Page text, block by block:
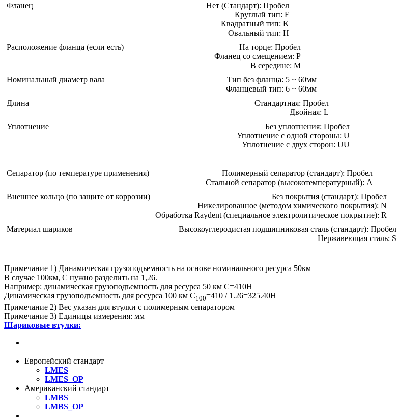
Фланец
Нет (Стандарт): Пробел
Круглый тип: F
Квадратный тип: K
Овальный тип: H
Расположение фланца (если есть)
На торце: Пробел
Фланец со смещением: P
В середине: M
Номинальный диаметр вала
Тип без фланца: 5 ~ 60мм
Фланцевый тип: 6 ~ 60мм
Длина
Стандартная: Пробел
Двойная: L
Уплотнение
Без уплотнения: Пробел
Уплотнение с одной стороны: U
Уплотнение с двух сторон: UU
Сепаратор (по температуре применения)
Полимерный сепаратор (стандарт): Пробел
Стальной сепаратор (высокотемпературный): A
Внешнее кольцо (по защите от коррозии)
Без покрытия (стандарт): Пробел
Никелированное (методом химического покрытия): N
Обработка Raydent (специальное электролитическое покрытие): R
Материал шариков
Высокоуглеродистая подшипниковая сталь (стандарт): Пробел
Нержавеющая сталь: S
Примечание 1) Динамическая грузоподъемность на основе номинального ресурса 50км
В случае 100км, С нужно разделить на 1,26.
Например: динамическая грузоподъемность для ресурса 50 км C=410Н
Динамическая грузоподъемность для ресурса 100 км C100=410 / 1.26=325.40Н
Примечание 2) Вес указан для втулки с полимерным сепаратором
Примечание 3) Единицы измерения: мм
Шариковые втулки:
Европейский стандарт
LMES
LMES_OP
Американский стандарт
LMBS
LMBS_OP